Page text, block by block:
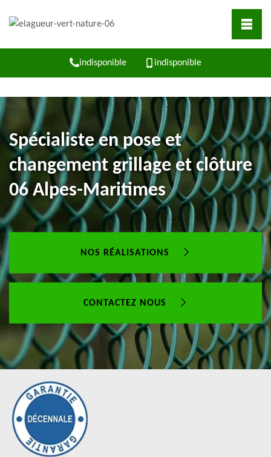
indisponible indisponible
Spécialiste en pose et
changement grillage et clôture
06 Alpes-Maritimes
NOS RÉALISATIONS
CONTACTEZ NOUS